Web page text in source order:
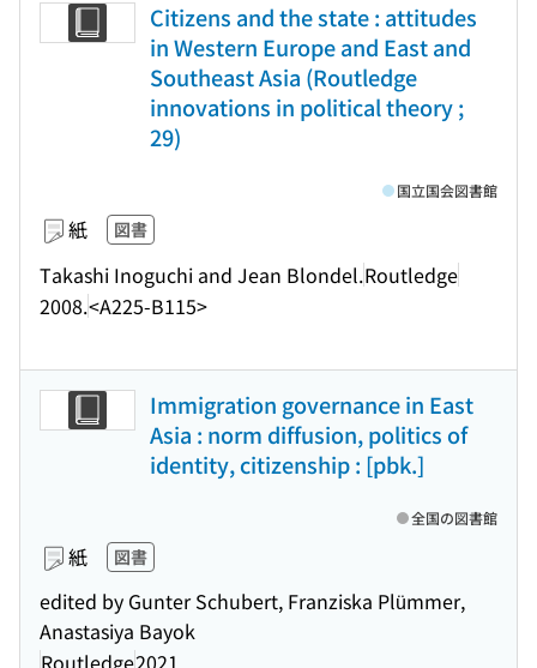
Citizens and the state : attitudes
in Western Europe and East and
Southeast Asia (Routledge
innovations in political theory ;
29)
紙 図書
Takashi Inoguchi and Jean Blondel.Routledge
2008.<A225-B115>
国立国会図書館
Immigration governance in East
Asia : norm diffusion, politics of
identity, citizenship : [pbk.]
紙 図書
edited by Gunter Schubert, Franziska Plümmer,
Anastasiya Bayok
Routledge2021
全国の図書館